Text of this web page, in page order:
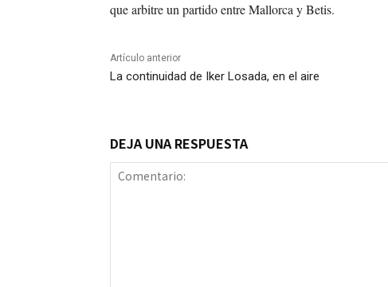
que arbitre un partido entre Mallorca y Betis.
Artículo anterior
La continuidad de Iker Losada, en el aire
DEJA UNA RESPUESTA